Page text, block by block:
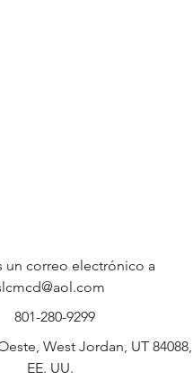
un correo electrónico a
801-280-9299
West Jordan, UT 84088,
EE. UU.